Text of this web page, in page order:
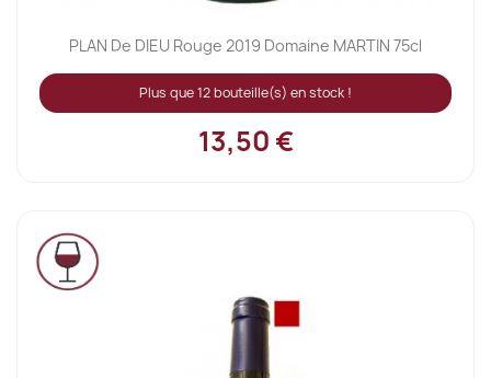
PLAN De DIEU Rouge 2019 Domaine MARTIN 75cl
Plus que 12 bouteille(s) en stock !
13,50 €